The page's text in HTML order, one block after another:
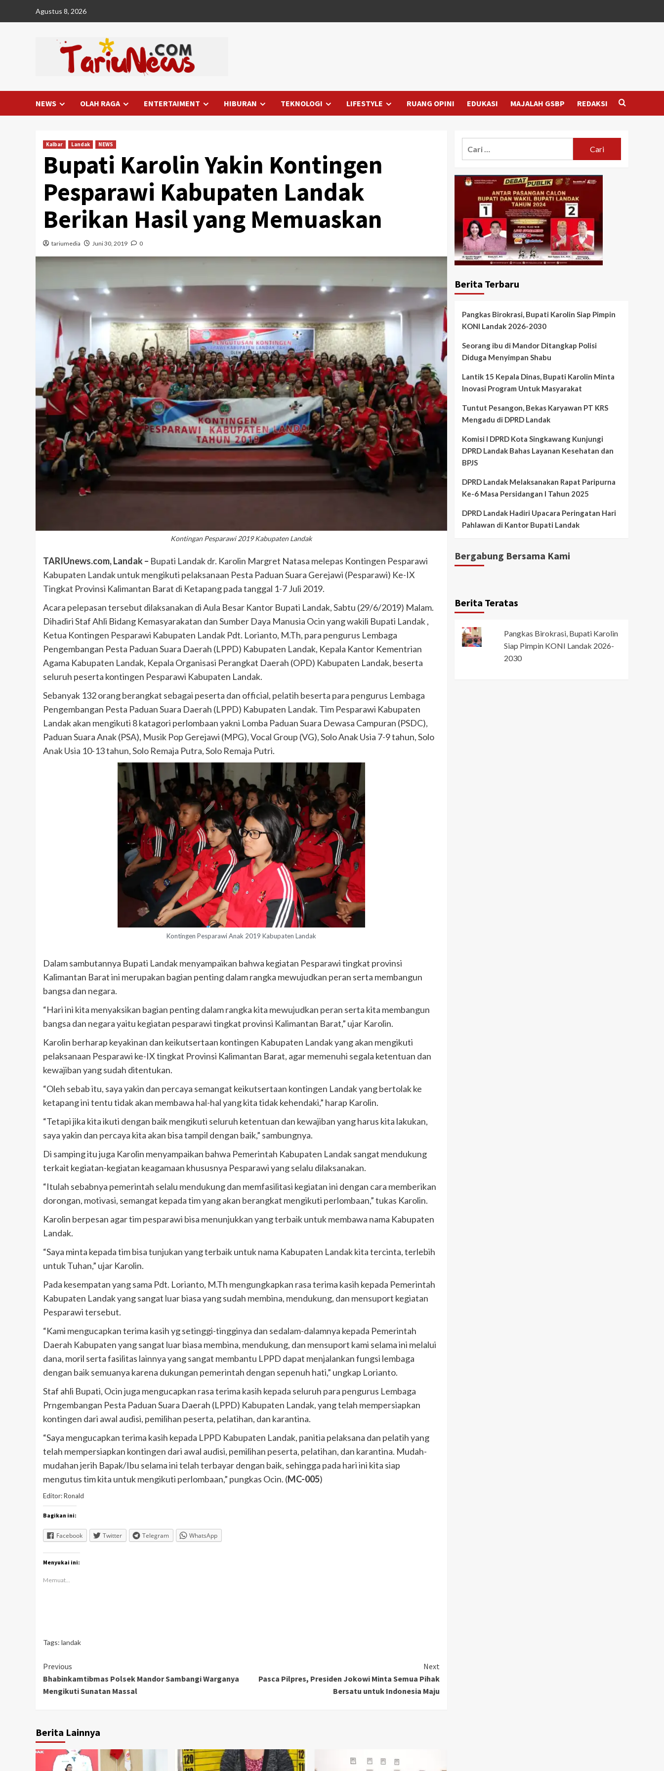
Agustus 8, 2026
NEWS OLAH RAGA ENTERTAIMENT HIBURAN TEKNOLOGI LIFESTYLE RUANG OPINI EDUKASI MAJALAH GSBP REDAKSI
Kalbar Landak NEWS
Bupati Karolin Yakin Kontingen
Pesparawi Kabupaten Landak
Berikan Hasil yang Memuaskan
tariumedia Juni 30, 2019 0
Kontingan Pesparawi 2019 Kabupaten Landak
TARIUnews.com, Landak – Bupati Landak dr. Karolin Margret Natasa melepas Kontingen Pesparawi
Kabupaten Landak untuk mengikuti pelaksanaan Pesta Paduan Suara Gerejawi (Pesparawi) Ke-IX
Tingkat Provinsi Kalimantan Barat di Ketapang pada tanggal 1-7 Juli 2019.
Acara pelepasan tersebut dilaksanakan di Aula Besar Kantor Bupati Landak, Sabtu (29/6/2019) Malam.
Dihadiri Staf Ahli Bidang Kemasyarakatan dan Sumber Daya Manusia Ocin yang wakili Bupati Landak ,
Ketua Kontingen Pesparawi Kabupaten Landak Pdt. Lorianto, M.Th, para pengurus Lembaga
Pengembangan Pesta Paduan Suara Daerah (LPPD) Kabupaten Landak, Kepala Kantor Kementrian
Agama Kabupaten Landak, Kepala Organisasi Perangkat Daerah (OPD) Kabupaten Landak, beserta
seluruh peserta kontingen Pesparawi Kabupaten Landak.
Sebanyak 132 orang berangkat sebagai peserta dan official, pelatih beserta para pengurus Lembaga
Pengembangan Pesta Paduan Suara Daerah (LPPD) Kabupaten Landak. Tim Pesparawi Kabupaten
Landak akan mengikuti 8 katagori perlombaan yakni Lomba Paduan Suara Dewasa Campuran (PSDC),
Paduan Suara Anak (PSA), Musik Pop Gerejawi (MPG), Vocal Group (VG), Solo Anak Usia 7-9 tahun, Solo
Anak Usia 10-13 tahun, Solo Remaja Putra, Solo Remaja Putri.
Kontingen Pesparawi Anak 2019 Kabupaten Landak
Dalam sambutannya Bupati Landak menyampaikan bahwa kegiatan Pesparawi tingkat provinsi
Kalimantan Barat ini merupakan bagian penting dalam rangka mewujudkan peran serta membangun
bangsa dan negara.
“Hari ini kita menyaksikan bagian penting dalam rangka kita mewujudkan peran serta kita membangun
bangsa dan negara yaitu kegiatan pesparawi tingkat provinsi Kalimantan Barat,” ujar Karolin.
Karolin berharap keyakinan dan keikutsertaan kontingen Kabupaten Landak yang akan mengikuti
pelaksanaan Pesparawi ke-IX tingkat Provinsi Kalimantan Barat, agar memenuhi segala ketentuan dan
kewajiban yang sudah ditentukan.
“Oleh sebab itu, saya yakin dan percaya semangat keikutsertaan kontingen Landak yang bertolak ke
ketapang ini tentu tidak akan membawa hal-hal yang kita tidak kehendaki,” harap Karolin.
“Tetapi jika kita ikuti dengan baik mengikuti seluruh ketentuan dan kewajiban yang harus kita lakukan,
saya yakin dan percaya kita akan bisa tampil dengan baik,” sambungnya.
Di samping itu juga Karolin menyampaikan bahwa Pemerintah Kabupaten Landak sangat mendukung
terkait kegiatan-kegiatan keagamaan khususnya Pesparawi yang selalu dilaksanakan.
“Itulah sebabnya pemerintah selalu mendukung dan memfasilitasi kegiatan ini dengan cara memberikan
dorongan, motivasi, semangat kepada tim yang akan berangkat mengikuti perlombaan,” tukas Karolin.
Karolin berpesan agar tim pesparawi bisa menunjukkan yang terbaik untuk membawa nama Kabupaten
Landak.
“Saya minta kepada tim bisa tunjukan yang terbaik untuk nama Kabupaten Landak kita tercinta, terlebih
untuk Tuhan,” ujar Karolin.
Pada kesempatan yang sama Pdt. Lorianto, M.Th mengungkapkan rasa terima kasih kepada Pemerintah
Kabupaten Landak yang sangat luar biasa yang sudah membina, mendukung, dan mensuport kegiatan
Pesparawi tersebut.
“Kami mengucapkan terima kasih yg setinggi-tingginya dan sedalam-dalamnya kepada Pemerintah
Daerah Kabupaten yang sangat luar biasa membina, mendukung, dan mensuport kami selama ini melalui
dana, moril serta fasilitas lainnya yang sangat membantu LPPD dapat menjalankan fungsi lembaga
dengan baik semuanya karena dukungan pemerintah dengan sepenuh hati,” ungkap Lorianto.
Staf ahli Bupati, Ocin juga mengucapkan rasa terima kasih kepada seluruh para pengurus Lembaga
Prngembangan Pesta Paduan Suara Daerah (LPPD) Kabupaten Landak, yang telah mempersiapkan
kontingen dari awal audisi, pemilihan peserta, pelatihan, dan karantina.
“Saya mengucapkan terima kasih kepada LPPD Kabupaten Landak, panitia pelaksana dan pelatih yang
telah mempersiapkan kontingen dari awal audisi, pemilihan peserta, pelatihan, dan karantina. Mudah-
mudahan jerih Bapak/Ibu selama ini telah terbayar dengan baik, sehingga pada hari ini kita siap
mengutus tim kita untuk mengikuti perlombaan,” pungkas Ocin. (MC-005)
Editor: Ronald
Bagikan ini:
Facebook Twitter Telegram WhatsApp
Menyukai ini:
Memuat...
Tags: landak
Continue
Reading
Previous
Bhabinkamtibmas Polsek Mandor Sambangi Warganya
Mengikuti Sunatan Massal
Next
Pasca Pilpres, Presiden Jokowi Minta Semua Pihak
Bersatu untuk Indonesia Maju
Berita Lainnya
Berita Terbaru
Pangkas Birokrasi, Bupati Karolin Siap Pimpin
KONI Landak 2026-2030
Seorang ibu di Mandor Ditangkap Polisi
Diduga Menyimpan Shabu
Lantik 15 Kepala Dinas, Bupati Karolin Minta
Inovasi Program Untuk Masyarakat
Tuntut Pesangon, Bekas Karyawan PT KRS
Mengadu di DPRD Landak
Komisi I DPRD Kota Singkawang Kunjungi
DPRD Landak Bahas Layanan Kesehatan dan
BPJS
DPRD Landak Melaksanakan Rapat Paripurna
Ke-6 Masa Persidangan I Tahun 2025
DPRD Landak Hadiri Upacara Peringatan Hari
Pahlawan di Kantor Bupati Landak
Bergabung Bersama Kami
Berita Teratas
Pangkas Birokrasi, Bupati Karolin
Siap Pimpin KONI Landak 2026-
2030